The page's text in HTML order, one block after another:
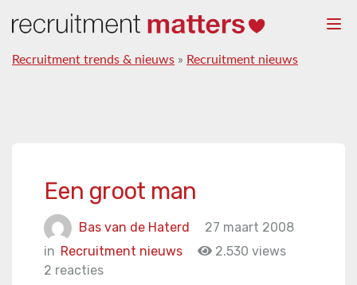
Recruitment trends & nieuws » Recruitment nieuws
Een groot man
Bas van de Haterd
27 maart 2008
in Recruitment nieuws
2.530 views
2 reacties